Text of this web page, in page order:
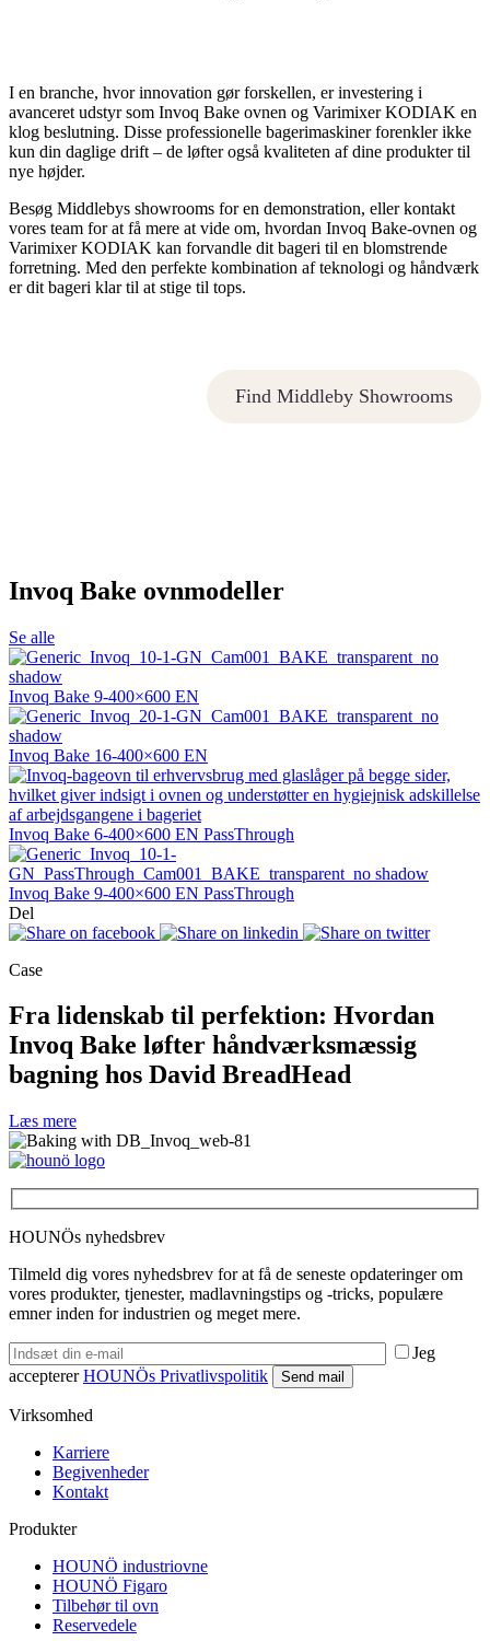
I en branche, hvor innovation gør forskellen, er investering i
avanceret udstyr som Invoq Bake ovnen og Varimixer KODIAK en
klog beslutning. Disse professionelle bagerimaskiner forenkler ikke
kun din daglige drift – de løfter også kvaliteten af dine produkter til
nye højder.
Besøg Middlebys showrooms for en demonstration, eller kontakt
vores team for at få mere at vide om, hvordan Invoq Bake-ovnen og
Varimixer KODIAK kan forvandle dit bageri til en blomstrende
forretning. Med den perfekte kombination af teknologi og håndværk
er dit bageri klar til at stige til tops.
Find Middleby Showrooms
Invoq Bake ovnmodeller
Se alle
Invoq Bake 9-400×600 EN
Invoq Bake 16-400×600 EN
Invoq Bake 6-400×600 EN PassThrough
Invoq Bake 9-400×600 EN PassThrough
Del
Case
Fra lidenskab til perfektion: Hvordan
Invoq Bake løfter håndværksmæssig
bagning hos David BreadHead
Læs mere
HOUNÖs nyhedsbrev
Tilmeld dig vores nyhedsbrev for at få de seneste opdateringer om
vores produkter, tjenester, madlavningstips og -tricks, populære
emner inden for industrien og meget mere.
Jeg
acceptererHOUNÖs Privatlivspolitik
Virksomhed
Karriere
Begivenheder
Kontakt
Produkter
HOUNÖ industriovne
HOUNÖ Figaro
Tilbehør til ovn
Reservedele